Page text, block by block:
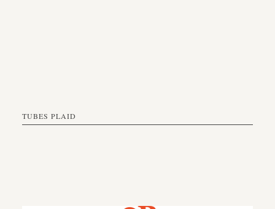
TUBES PLAID